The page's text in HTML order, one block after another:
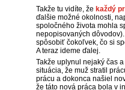
Takže tu vidíte, že každý
ďalšie možné okolnosti,
spoločného života mohla
nepopisovaných
spôsobiť čokoľvek, čo si
A teraz ideme ďalej.
Takže uplynul nejaký čas
situácia, že muž stratil
prácu a dokonca našiel
že táto nová práca bola v